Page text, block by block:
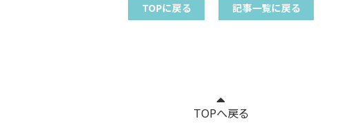
TOPに戻る 記事一覧に戻る
TOPへ戻る